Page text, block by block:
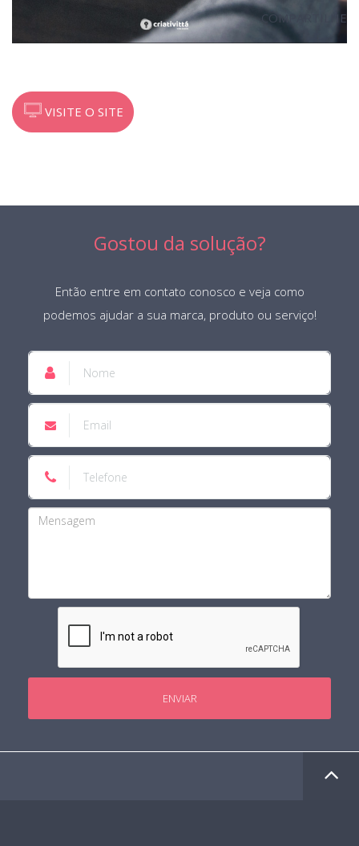
VISITE O SITE
COMPARTILHE
Gostou da solução?
Então entre em contato conosco e veja como
podemos ajudar a sua marca, produto ou serviço!
ENVIAR